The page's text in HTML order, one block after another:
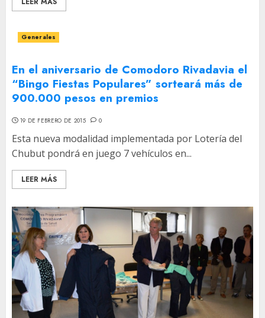
Generales
En el aniversario de Comodoro Rivadavia el
“Bingo Fiestas Populares” sorteará más de
900.000 pesos en premios
19 DE FEBRERO DE 2015 0
Esta nueva modalidad implementada por Lotería del
Chubut pondrá en juego 7 vehículos en...
LEER MÁS